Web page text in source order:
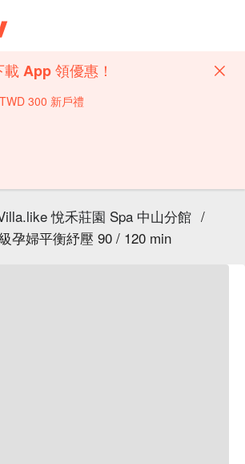
App 領優惠！
300 新戶禮
悅禾莊園 Spa 中山分館 /
孕婦平衡紓壓 90 / 120 min